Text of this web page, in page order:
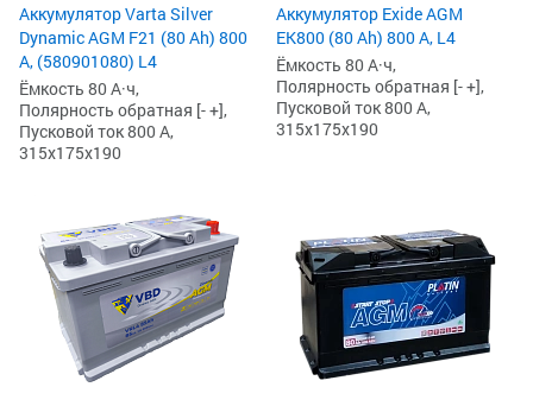
Аккумулятор Varta Silver
Dynamic AGM F21 (80 Ah) 800
А, (580901080) L4
Ёмкость 80 А·ч,
Полярность обратная [- +],
Пусковой ток 800 А,
315x175x190
Аккумулятор Exide AGM
EK800 (80 Ah) 800 А, L4
Ёмкость 80 А·ч,
Полярность обратная [- +],
Пусковой ток 800 А,
315x175x190